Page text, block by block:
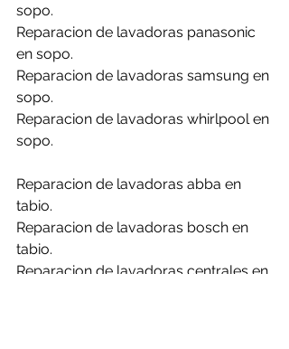
sopo.
Reparacion de lavadoras panasonic
en sopo.
Reparacion de lavadoras samsung en
sopo.
Reparacion de lavadoras whirlpool en
sopo.
Reparacion de lavadoras abba en
tabio.
Reparacion de lavadoras bosch en
tabio.
Reparacion de lavadoras centrales en